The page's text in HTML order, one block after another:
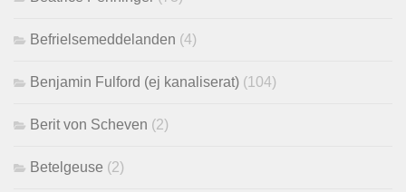
Befrielsemeddelanden (4)
Benjamin Fulford (ej kanaliserat) (104)
Berit von Scheven (2)
Betelgeuse (2)